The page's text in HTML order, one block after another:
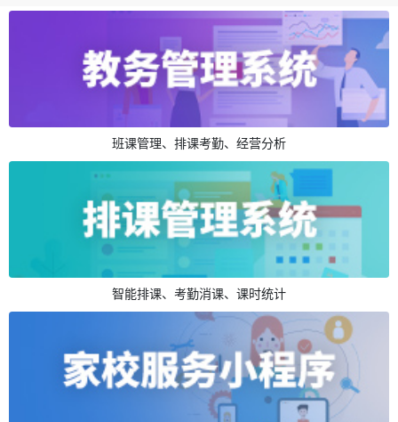
班课管理、排课考勤、经营分析
智能排课、考勤消课、课时统计